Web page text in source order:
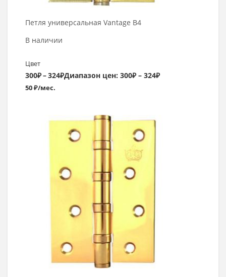
Петля универсальная Vantage B4
В наличии
Цвет
300₽–324₽Диапазон цен: 300₽ – 324₽
50 ₽/мес.
Выбрать >